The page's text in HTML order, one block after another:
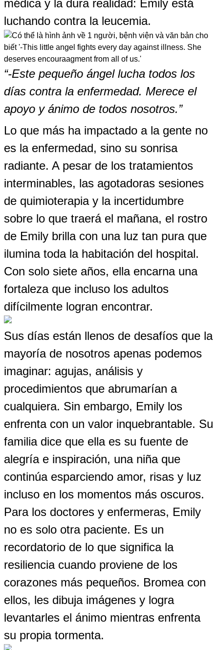
médica y la dura realidad: Emily está
luchando contra la leucemia.
“-Este pequeño ángel lucha todos los
días contra la enfermedad. Merece el
apoyo y ánimo de todos nosotros.”
Lo que más ha impactado a la gente no
es la enfermedad, sino su sonrisa
radiante. A pesar de los tratamientos
interminables, las agotadoras sesiones
de quimioterapia y la incertidumbre
sobre lo que traerá el mañana, el rostro
de Emily brilla con una luz tan pura que
ilumina toda la habitación del hospital.
Con solo siete años, ella encarna una
fortaleza que incluso los adultos
difícilmente logran encontrar.
Sus días están llenos de desafíos que la
mayoría de nosotros apenas podemos
imaginar: agujas, análisis y
procedimientos que abrumarían a
cualquiera. Sin embargo, Emily los
enfrenta con un valor inquebrantable. Su
familia dice que ella es su fuente de
alegría e inspiración, una niña que
continúa esparciendo amor, risas y luz
incluso en los momentos más oscuros.
Para los doctores y enfermeras, Emily
no es solo otra paciente. Es un
recordatorio de lo que significa la
resiliencia cuando proviene de los
corazones más pequeños. Bromea con
ellos, les dibuja imágenes y logra
levantarles el ánimo mientras enfrenta
su propia tormenta.